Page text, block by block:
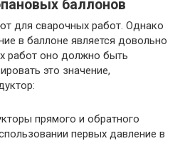
баллонов
для сварочных работ. Однако
в баллоне является довольно
работ оно должно быть
это значение,
прямого и обратного
первых давление в